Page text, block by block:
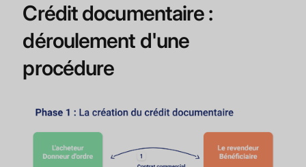
Crédit documentaire :
déroulement d'une
procédure